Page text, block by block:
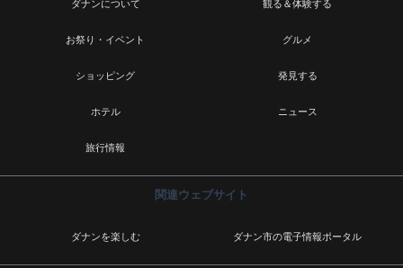
ダナンについて 観る＆体験する
お祭り・イベント グルメ
ショッピング 発見する
ホテル ニュース
旅行情報
関連ウェブサイト
ダナンを楽しむ ダナン市の電子情報ポータル